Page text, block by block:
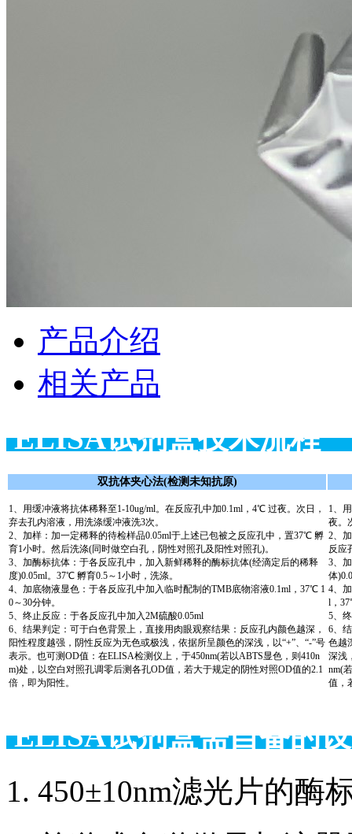
产品介绍
相关产品
ELISA试剂盒技
双抗体夹心法(检测未知抗原)
1、用缓冲液将抗体稀释至1-10ug/ml。在反应孔中加0.1ml，4℃ 过夜。次日，
弃去孔内溶液，用洗涤缓冲液洗3次。
2、加样：加一定稀释的待检样品0.05ml于上述已包被之反应孔中，置37℃ 孵
育1小时。然后洗涤(同时做空白孔，阴性对照孔及阳性对照孔)。
3、加酶标抗体：于各反应孔中，加入新鲜稀释的酶标抗体(经滴定后的稀释
度)0.05ml。37℃ 孵育0.5～1小时，洗涤。
4、加底物液显色：于各反应孔中加入临时配制的TMB底物溶液0.1ml，37℃ 1
0～30分钟。
5、终止反应：于各反应孔中加入2M硫酸0.05ml
6、结果判定：可于白色背景上，直接用肉眼观察结果：反应孔内颜色越深，
阳性程度越强，阴性反应为无色或极浅，依据所呈颜色的深浅，以“+”、“-”号
表示。也可测OD值：在ELISA检测仪上，于450nm(若以ABTS显色，则410n
m)处，以空白对照孔调零后测各孔OD值，若大于规定的阴性对照OD值的2.1
倍，即为阳性。
1、
夜。
2、
反应
3、
体
4、
l，
5、
6、
色越
深浅
nm(
值，
ELISA试剂盒需自备的
1. 450±10nm滤光片的酶